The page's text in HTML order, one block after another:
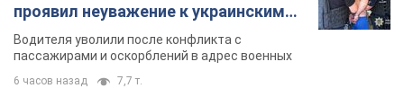
проявил неуважение к украинским
военным и поплатился за это.
Видео
Водителя уволили после конфликта с
пассажирами и оскорблений в адрес военных
6 часов назад 7,7 т.